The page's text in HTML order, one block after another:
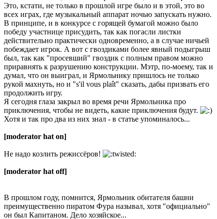
Это, кстати, не только в прошлой игре было и в этой, это во
всех играх, где музыкальный аппарат ночью запускать нужно.
В принципе, и в конкурсе с горящей бумагой можно было
победу участнице присудить, так как погасли листки
действительно практически одновременно, а в случае ничьей
побеждает игрок. А вот с гвоздиками более явный подыгрыш
был, так как "просевший" гвоздик с полным правом можно
приравнять к разрушению конструкции. Мэтр, по-моему, так и
думал, что он выиграл, и Ярмольнику пришлось не только
рукой махнуть, но и "s'il vous plaît" сказать, дабы призвать его
продолжить игру.
Я сегодня глаза закрыл во время речи Ярмольника про
приключения, чтобы не видеть, какие приключения будут.
Хотя и так про два из них знал - в статье упоминалось...
[moderator hat on]
Не надо козлить режиссёров!
[moderator hat off]
В прошлом году, помнится, Ярмольник обитателя башни
преимущественно пиратом Фура называл, хотя "официально"
он был Капитаном. Дело хозяйское...